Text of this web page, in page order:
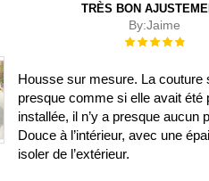
TRÈS BON
By:Jaime
Évaluation :
Housse sur mesure. La couture
presque comme si elle avait été
installée, il n’y a presque aucun
Douce à l’intérieur, avec une
isoler de l’extérieur.